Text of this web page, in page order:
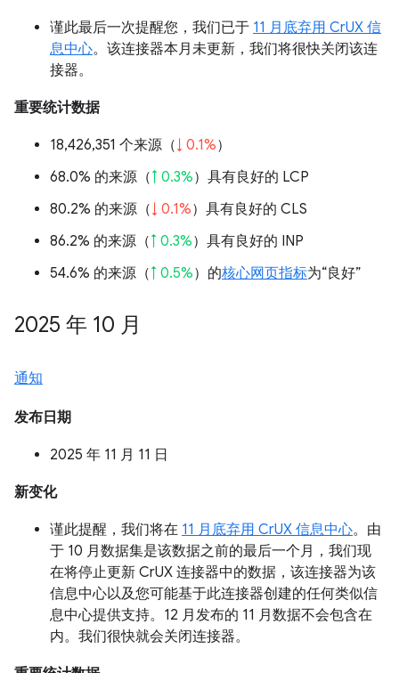
谨此最后一次提醒您，我们已于 11 月底弃用 CrUX 信
息中心。该连接器本月未更新，我们将很快关闭该连
接器。
重要统计数据
18,426,351 个来源（↓ 0.1%）
68.0% 的来源（↑ 0.3%）具有良好的 LCP
80.2% 的来源（↓ 0.1%）具有良好的 CLS
86.2% 的来源（↑ 0.3%）具有良好的 INP
54.6% 的来源（↑ 0.5%）的核心网页指标为“良好”
2025 年 10 月
通知
发布日期
2025 年 11 月 11 日
新变化
谨此提醒，我们将在 11 月底弃用 CrUX 信息中心。由
于 10 月数据集是该数据之前的最后一个月，我们现
在将停止更新 CrUX 连接器中的数据，该连接器为该
信息中心以及您可能基于此连接器创建的任何类似信
息中心提供支持。12 月发布的 11 月数据不会包含在
内。我们很快就会关闭连接器。